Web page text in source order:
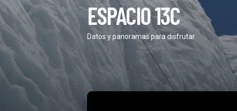
ESPACIO 13C
Datos y panoramas para disfrutar